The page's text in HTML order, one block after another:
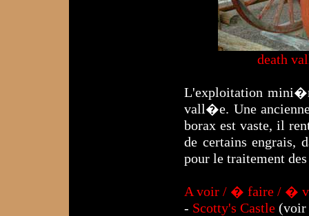
death
L'exploitation
vall�e. Une
borax est vaste, il
de certains engrais,
pour le traitement
A voir / � faire / �
- Scotty's Castle (voir